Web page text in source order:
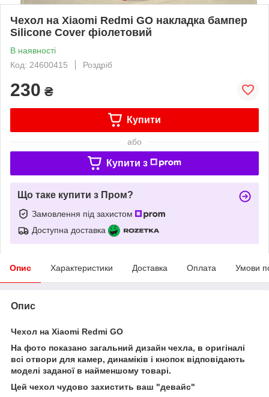
Чехол на Xiaomi Redmi GO накладка бампер
Silicone Cover фіолетовий
В наявності
Код: 24600415
Роздріб
230 ₴
Купити
або
Купити з
Що таке купити з Пром?
Замовлення під захистом
Доступна доставка
Опис Характеристики Доставка Оплата Умови
Опис
Чехол на Xiaomi Redmi GO
На фото показано загальний дизайн чехла, в оригіналі
всі отвори для камер, динаміків і кнопок відповідають
моделі заданої в найменшому товарі.
Цей чехол чудово захистить ваш "девайс"